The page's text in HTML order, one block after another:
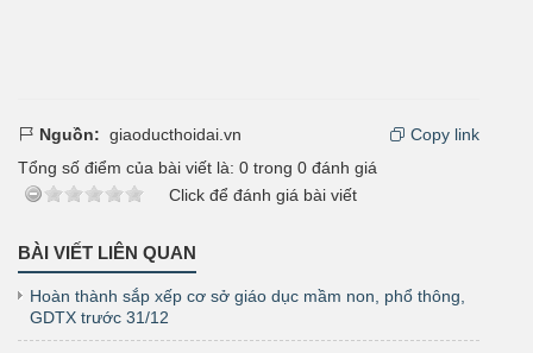
Nguồn: giaoducthoidai.vn
Copy link
Tổng số điểm của bài viết là: 0 trong 0 đánh giá
Click để đánh giá bài viết
BÀI VIẾT LIÊN QUAN
Hoàn thành sắp xếp cơ sở giáo dục mầm non, phổ thông,
GDTX trước 31/12